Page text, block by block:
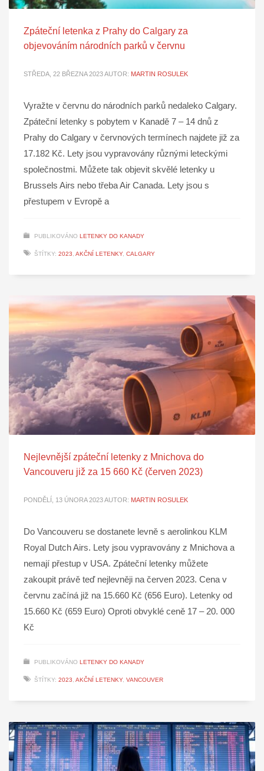
Zpáteční letenka z Prahy do Calgary za
objevováním národních parků v červnu
STŘEDA, 22 BŘEZNA 2023AUTOR: MARTIN ROSULEK
Vyražte v červnu do národních parků nedaleko Calgary.
Zpáteční letenky s pobytem v Kanadě 7 – 14 dnů z
Prahy do Calgary v červnových termínech najdete již za
17.182 Kč. Lety jsou vypravovány různými leteckými
společnostmi. Můžete tak objevit skvělé letenky u
Brussels Airs nebo třeba Air Canada. Lety jsou s
přestupem v Evropě a
PUBLIKOVÁNO LETENKY DO KANADY
ŠTÍTKY: 2023, AKČNÍ LETENKY, CALGARY
Nejlevnější zpáteční letenky z Mnichova do
Vancouveru již za 15 660 Kč (červen 2023)
PONDĚLÍ, 13 ÚNORA 2023AUTOR: MARTIN ROSULEK
Do Vancouveru se dostanete levně s aerolinkou KLM
Royal Dutch Airs. Lety jsou vypravovány z Mnichova a
nemají přestup v USA. Zpáteční letenky můžete
zakoupit právě teď nejlevněji na červen 2023. Cena v
červnu začíná již na 15.660 Kč (656 Euro). Letenky od
15.660 Kč (659 Euro) Oproti obvyklé ceně 17 – 20. 000
Kč
PUBLIKOVÁNO LETENKY DO KANADY
ŠTÍTKY: 2023, AKČNÍ LETENKY, VANCOUVER